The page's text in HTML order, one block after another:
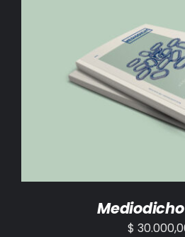
AÑADIR AL CARRITO
$